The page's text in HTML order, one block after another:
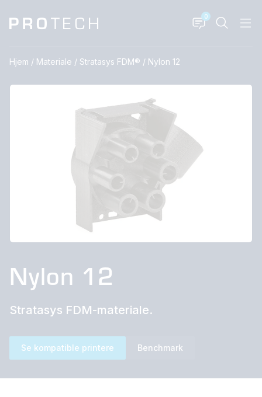
0
Hjem / Materiale / Stratasys FDM® / Nylon 12
Nylon 12
Stratasys FDM-materiale.
Se kompatible printere Benchmark